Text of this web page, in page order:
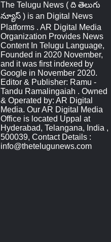
The Telugu News ( ది తెలుగు
న్యూస్‌ ) is an Digital News
Platforms . AR Digital Media
Organization Provides News
Content In Telugu Language,
Founded in 2020 November,
and it was first indexed by
Google in November 2020.
Editor & Publisher: Ramu -
Tandu Ramalingaiah . Owned
& Operated by: AR Digital
Media. Our AR Digital Media
Office is located Uppal at
Hyderabad, Telangana, India ,
500039, Contact Details :
info@thetelugunews.com